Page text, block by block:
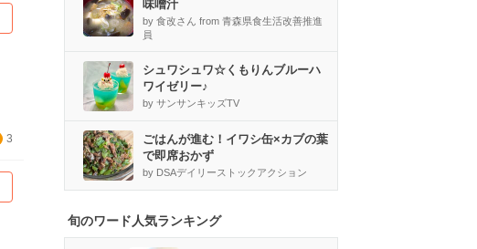
3
味噌汁
by 食改さん from 青森県食生活改善推進
員
シュワシュワ☆くもりんブルーハ
ワイゼリー♪
by サンサンキッズTV
ごはんが進む！イワシ缶×カブの葉
で即席おかず
by DSAデイリーストックアクション
旬のワード人気ランキング